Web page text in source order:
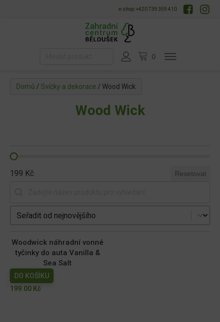
e-shop: +420 739 359 410
Domů / Svíčky a dekorace / Wood Wick
Wood Wick
199 Kč Resetovat
Seřadit produkty
Woodwick náhradní vonné
tyčinky do auta Vanilla &
Sea Salt
DO KOŠÍKU
199.00 Kč